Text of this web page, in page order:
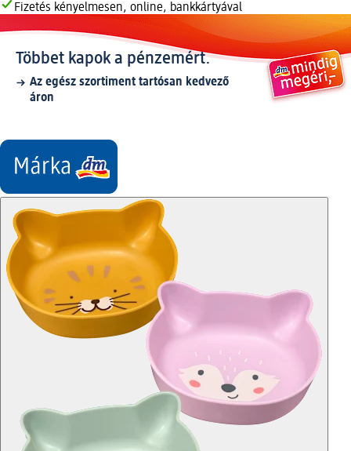
Fizetés kényelmesen, online, bankkártyával
Többet kapok a pénzemért.
Az egész szortiment tartósan kedvező
áron